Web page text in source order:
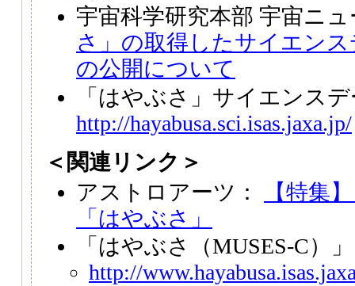
宇宙科学研究本部 宇宙ニ
さ」の取得したサイエン
の公開について
「はやぶさ」サイエンス
http://hayabusa.sci.isas.jaxa.jp/
＜関連リンク＞
アストロアーツ：
【特集
「はやぶさ」
「はやぶさ（MUSES-C）
http://